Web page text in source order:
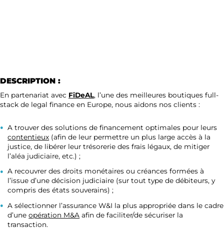
DESCRIPTION :
En partenariat avec FiDeAL, l’une des meilleures boutiques full-
stack de legal finance en Europe, nous aidons nos clients :
A trouver des solutions de financement optimales pour leurs
contentieux (afin de leur permettre un plus large accès à la
justice, de libérer leur trésorerie des frais légaux, de mitiger
l’aléa judiciaire, etc.) ;
A recouvrer des droits monétaires ou créances formées à
l’issue d’une décision judiciaire (sur tout type de débiteurs, y
compris des états souverains) ;
A sélectionner l’assurance W&I la plus appropriée dans le cadre
d’uneopération M&A afin de faciliter/de sécuriser la
transaction.